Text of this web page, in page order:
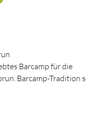
Barcamp für die
Barcamp-Tradition